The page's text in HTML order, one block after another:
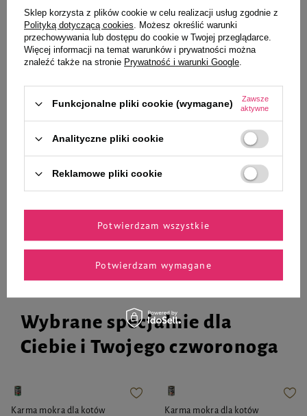
To także ucieszy Twojego
pupila
Mokra karma dla kotów
+
Do koszyka
Mokra karma dla kota Rafi Cat
Adult z dorszem 400 g
15,75 zł / kg
+
Do koszyka
Wybrane specjalnie dla
Ciebie i Twojego czworonoga
Karma mokra dla kotów
Karma mokra dla kotów
Sklep korzysta z plików cookie w celu realizacji usług zgodnie z
Polityką dotyczącą cookies. Możesz określić warunki
przechowywania lub dostępu do cookie w Twojej przeglądarce.
Więcej informacji na temat warunków i prywatności można
znaleźć także na stronie Prywatność i warunki Google.
Funkcjonalne pliki cookie (wymagane)
Zawsze
aktywne
Analityczne pliki cookie
Reklamowe pliki cookie
Potwierdzam wymagane
Potwierdzam wszystkie